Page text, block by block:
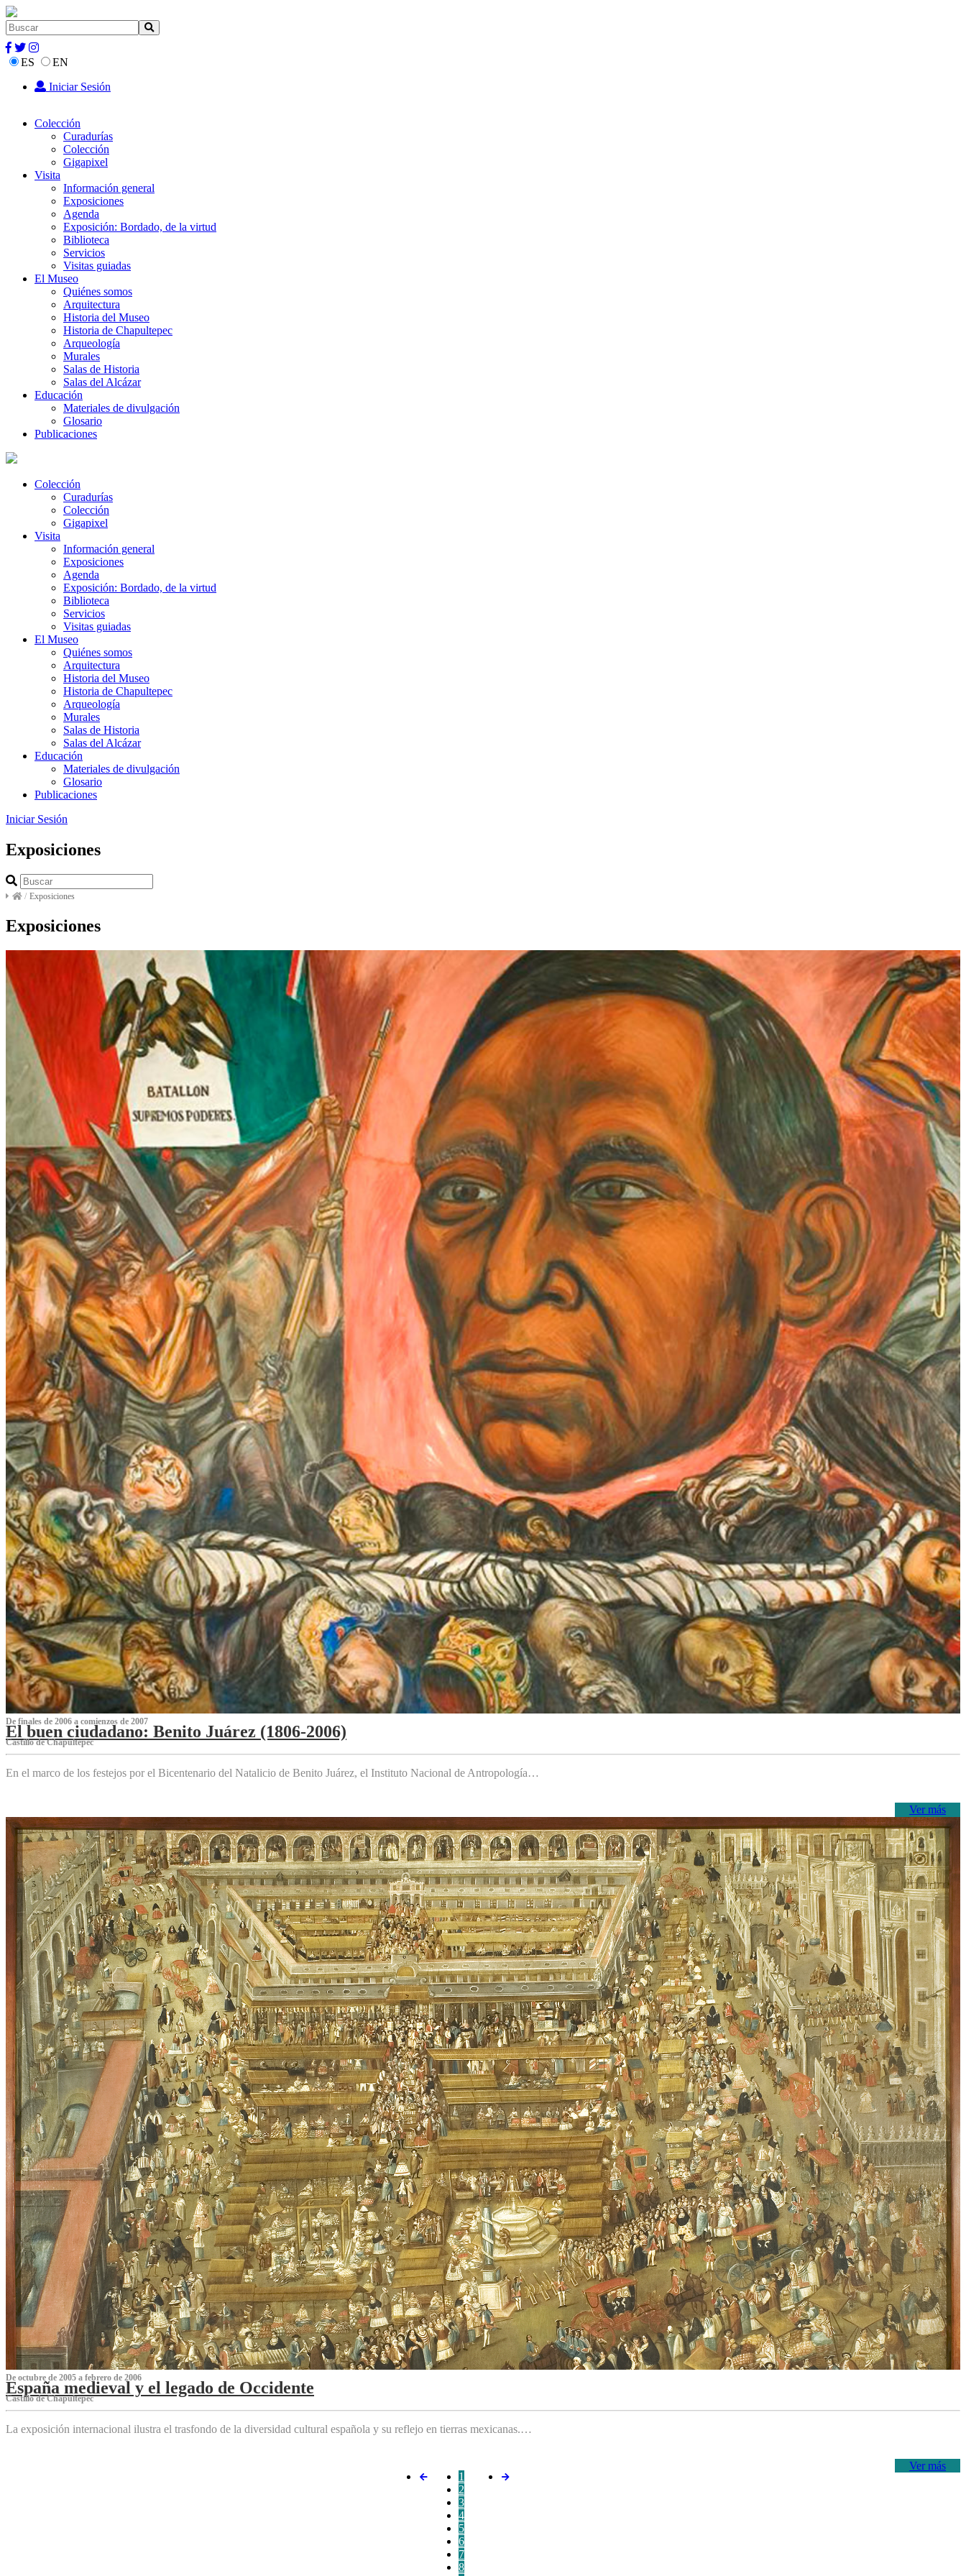
ES
EN
Iniciar Sesión
Colección
Curadurías
Colección
Gigapixel
Visita
Información general
Exposiciones
Agenda
Exposición: Bordado, de la virtud
Biblioteca
Servicios
Visitas guiadas
El Museo
Quiénes somos
Arquitectura
Historia del Museo
Historia de Chapultepec
Arqueología
Murales
Salas de Historia
Salas del Alcázar
Educación
Materiales de divulgación
Glosario
Publicaciones
Colección
Curadurías
Colección
Gigapixel
Visita
Información general
Exposiciones
Agenda
Exposición: Bordado, de la virtud
Biblioteca
Servicios
Visitas guiadas
El Museo
Quiénes somos
Arquitectura
Historia del Museo
Historia de Chapultepec
Arqueología
Murales
Salas de Historia
Salas del Alcázar
Educación
Materiales de divulgación
Glosario
Publicaciones
Iniciar Sesión
Exposiciones
/ Exposiciones
Exposiciones
De finales de 2006 a comienzos de 2007
El buen ciudadano: Benito Juárez (1806-2006)
Castillo de Chapultepec
En el marco de los festejos por el Bicentenario del Natalicio de Benito Juárez, el Instituto Nacional de Antropología…
Ver más
De octubre de 2005 a febrero de 2006
España medieval y el legado de Occidente
Castillo de Chapultepec
La exposición internacional ilustra el trasfondo de la diversidad cultural española y su reflejo en tierras mexicanas.…
Ver más
1
2
3
4
5
6
7
8